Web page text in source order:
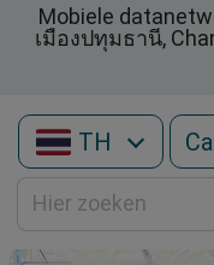
Mobiele
เมืองปทุมธานี,
TH